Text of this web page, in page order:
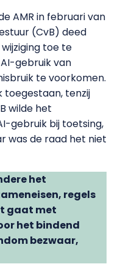
AMR in februari van
(CvB) deed
toe te
gebruik van
te voorkomen.
toegestaan, tenzij
wilde het
gebruik bij toetsing,
was de raad het niet
het
regels
gaat met
het bindend
bezwaar,